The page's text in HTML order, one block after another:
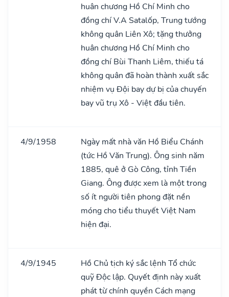
huân chương Hồ Chí Minh cho
đồng chí V.A Satalốp, Trung tướng
không quân Liên Xô; tặng thưởng
huân chương Hồ Chí Minh cho
đồng chí Bùi Thanh Liêm, thiếu tá
không quân đã hoàn thành xuất sắc
nhiệm vụ Đội bay dự bị của chuyến
bay vũ trụ Xô - Việt đầu tiên.
4/9/1958
Ngày mất nhà văn Hồ Biểu Chánh
(tức Hồ Văn Trung). Ông sinh năm
1885, quê ở Gò Công, tỉnh Tiền
Giang. Ông được xem là một trong
số ít người tiên phong đặt nền
móng cho tiểu thuyết Việt Nam
hiện đại.
4/9/1945
Hồ Chủ tịch ký sắc lệnh Tổ chức
quỹ Độc lập. Quyết định này xuất
phát từ chính quyền Cách mạng